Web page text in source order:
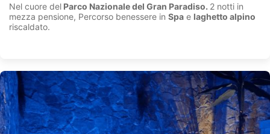
Nel cuore del Parco Nazionale del Gran Paradiso. 2 notti in
mezza pensione, Percorso benessere in Spa e laghetto alpino
riscaldato.